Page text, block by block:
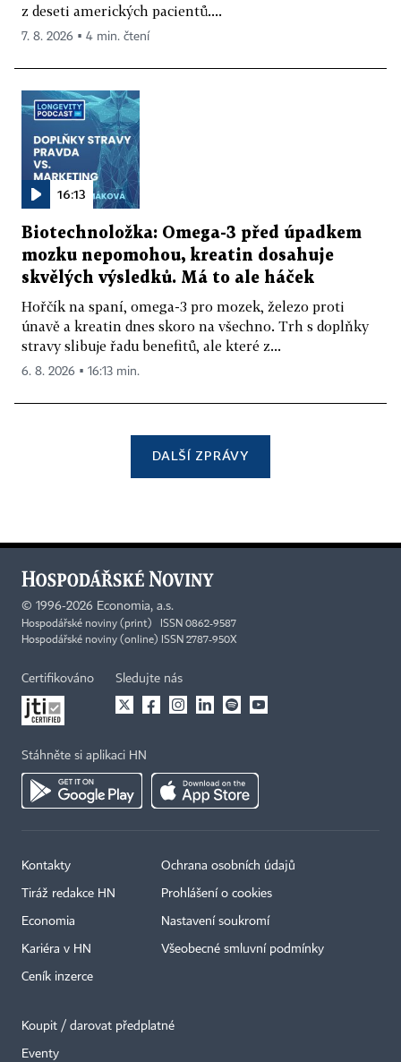
z deseti amerických pacientů....
7. 8. 2026 ▪ 4 min. čtení
16:13
Biotechnoložka: Omega-3 před úpadkem
mozku nepomohou, kreatin dosahuje
skvělých výsledků. Má to ale háček
Hořčík na spaní, omega-3 pro mozek, železo proti
únavě a kreatin dnes skoro na všechno. Trh s doplňky
stravy slibuje řadu benefitů, ale které z...
6. 8. 2026 ▪ 16:13 min.
DALŠÍ ZPRÁVY
© 1996-2026 Economia, a.s.
Hospodářské noviny (print) ISSN 0862-9587
Hospodářské noviny (online) ISSN 2787-950X
Certifikováno Sledujte nás
Stáhněte si aplikaci HN
Kontakty
Tiráž redakce HN
Economia
Kariéra v HN
Ceník inzerce
Ochrana osobních údajů
Prohlášení o cookies
Nastavení soukromí
Všeobecné smluvní podmínky
Koupit / darovat předplatné
Eventy